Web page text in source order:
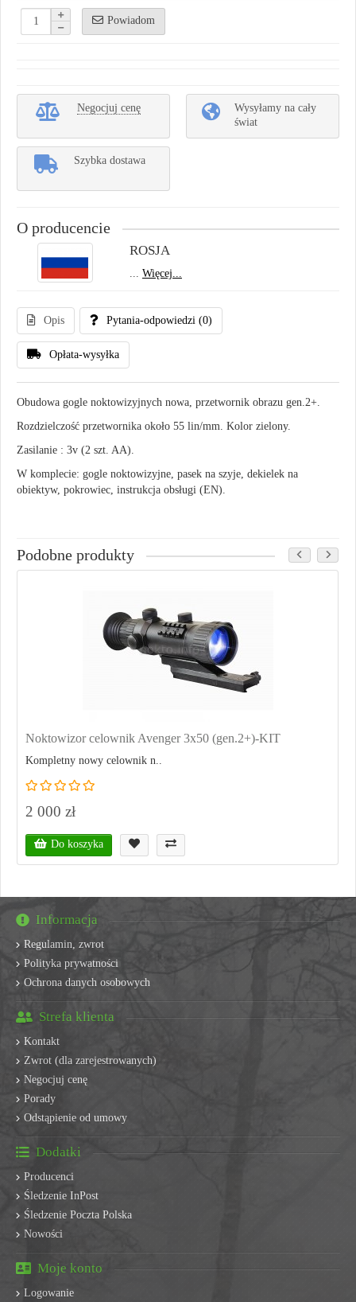
Powiadom
Negocjuj cenę
Wysyłamy na cały
świat
Szybka dostawa
O producencie
ROSJA
... Więcej...
Opis Pytania-odpowiedzi (0)
Opłata-wysyłka
Obudowa gogle noktowizyjnych nowa, przetwornik obrazu gen.2+.
Rozdzielczość przetwornika około 55 lin/mm. Kolor zielony.
Zasilanie : 3v (2 szt. AA).
W komplecie: gogle noktowizyjne, pasek na szyje, dekielek na
obiektyw, pokrowiec, instrukcja obsługi (EN).
Podobne produkty
Noktowizor celownik Avenger 3x50 (gen.2+)-KIT
Kompletny nowy celownik n..
2 000 zł
Do koszyka
Informacja
Regulamin, zwrot
Polityka prywatności
Ochrona danych osobowych
Strefa klienta
Kontakt
Zwrot (dla zarejestrowanych)
Negocjuj cenę
Porady
Odstąpienie od umowy
Dodatki
Producenci
Śledzenie InPost
Śledzenie Poczta Polska
Nowości
Moje konto
Logowanie